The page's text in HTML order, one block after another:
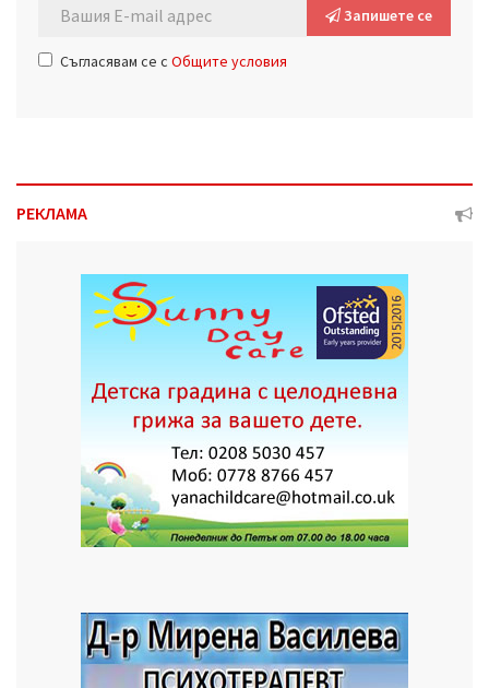
Запишете се
Съгласявам се с Общите условия
РЕКЛАМА